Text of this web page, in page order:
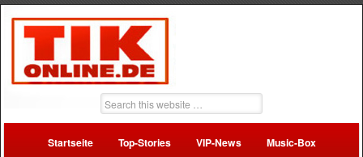
Startseite Top-Stories VIP-News Music-Box